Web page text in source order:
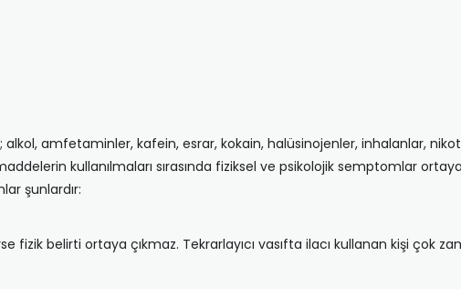
alkol, amfetaminler, kafein, esrar, kokain, halüsinojenler, inhalanlar,
kullanılmaları sırasında fiziksel ve psikolojik semptomlar
şunlardır:
fizik belirti ortaya çıkmaz. Tekrarlayıcı vasıfta ilacı kullanan kişi çok